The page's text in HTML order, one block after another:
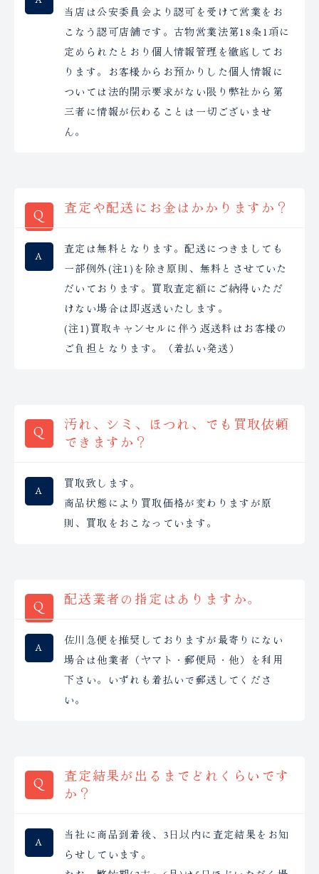
当店は公安委員会より認可を受けて営業をお
こなう認可店舗です。古物営業法第18条1項に
定められたとおり個人情報管理を徹底してお
ります。お客様からお預かりした個人情報に
ついては法的開示要求がない限り弊社から第
三者に情報が伝わることは一切ございませ
ん。
査定や配送にお金はかかりますか？
査定は無料となります。配送につきましても
一部例外(注1)を除き原則、無料とさせていた
だいております。買取査定額にご納得いただ
けない場合は即返送いたします。
(注1)買取キャンセルに伴う返送料はお客様の
ご負担となります。（着払い発送）
汚れ、シミ、ほつれ、でも買取依頼
できますか？
買取致します。
商品状態により買取価格が変わりますが原
則、買取をおこなっています。
配送業者の指定はありますか。
佐川急便を推奨しておりますが最寄りにない
場合は他業者（ヤマト・郵便局・他）を利用
下さい。いずれも着払いで郵送してくださ
い。
査定結果が出るまでどれくらいです
か？
当社に商品到着後、3日以内に査定結果をお知
らせしています。